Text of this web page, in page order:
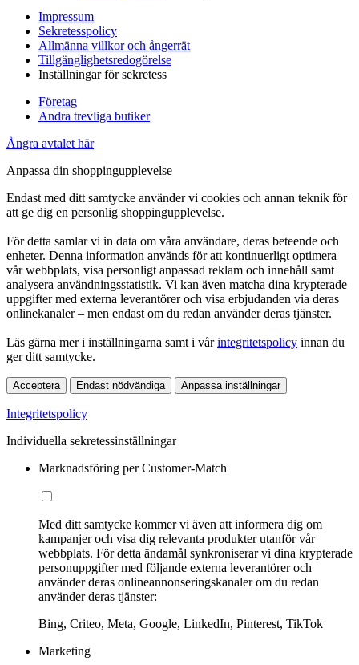
Impressum
Sekretesspolicy
Allmänna villkor och ångerrät
Tillgänglighetsredogörelse
Inställningar för sekretess
Företag
Andra trevliga butiker
Ångra avtalet här
Anpassa din shoppingupplevelse
Endast med ditt samtycke använder vi cookies och annan teknik för
att ge dig en personlig shoppingupplevelse.
För detta samlar vi in data om våra användare, deras beteende och
enheter. Denna information används för att kontinuerligt optimera
vår webbplats, visa personligt anpassad reklam och innehåll samt
analysera användningsstatistik. Vi kan även matcha dina krypterade
uppgifter med externa leverantörer och visa erbjudanden via deras
onlinekanaler – men endast om du redan använder deras tjänster.
Läs gärna mer i inställningarna samt i vårintegritetspolicy innan du
ger ditt samtycke.
Acceptera Endast nödvändiga Anpassa inställningar
Integritetspolicy
Individuella sekretessinställningar
Marknadsföring per Customer-Match
Med ditt samtycke kommer vi även att informera dig om
kampanjer och visa dig relevanta produkter utanför vår
webbplats. För detta ändamål synkroniserar vi dina krypterade
personuppgifter med följande externa leverantörer och
använder deras onlineannonseringskanaler om du redan
använder deras tjänster:
Bing, Criteo, Meta, Google, LinkedIn, Pinterest, TikTok
Marketing